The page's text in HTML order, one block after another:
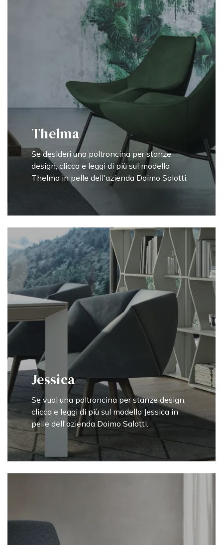
Thelma
Se desideri una poltroncina per stanze
design, clicca e leggi di più sul modello
Thelma in pelle dell'azienda Doimo Salotti.
Jessica
Se vuoi una poltroncina per stanze design,
clicca e leggi di più sul modello Jessica in
pelle dell'azienda Doimo Salotti.